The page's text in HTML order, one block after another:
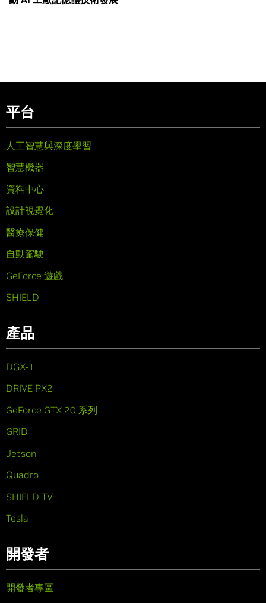
平台
人工智慧與深度學習
智慧機器
資料中心
設計視覺化
醫療保健
自動駕駛
GeForce 遊戲
SHIELD
產品
DGX-1
DRIVE PX2
GeForce GTX 20 系列
GRID
Jetson
Quadro
SHIELD TV
Tesla
開發者
開發者專區